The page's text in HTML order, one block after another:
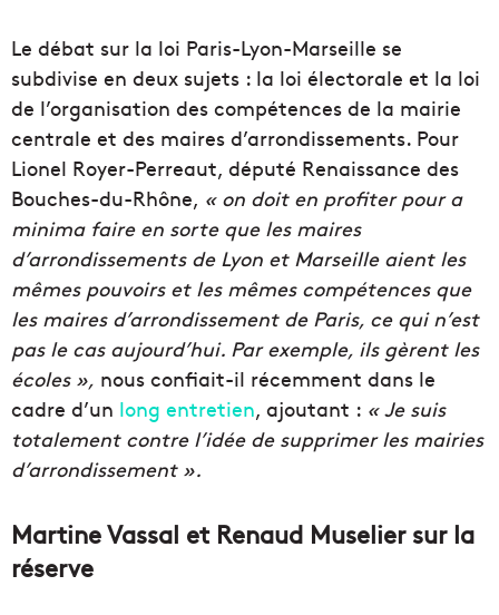
Le débat sur la loi Paris-Lyon-Marseille se
subdivise en deux sujets : la loi électorale et la loi
de l’organisation des compétences de la mairie
centrale et des maires d’arrondissements. Pour
Lionel Royer-Perreaut, député Renaissance des
Bouches-du-Rhône, « on doit en profiter pour a
minima faire en sorte que les maires
d’arrondissements de Lyon et Marseille aient les
mêmes pouvoirs et les mêmes compétences que
les maires d’arrondissement de Paris, ce qui n’est
pas le cas aujourd’hui. Par exemple, ils gèrent les
écoles », nous confiait-il récemment dans le
cadre d’un long entretien, ajoutant : « Je suis
totalement contre l’idée de supprimer les mairies
d’arrondissement ».
Martine Vassal et Renaud Muselier sur la
réserve